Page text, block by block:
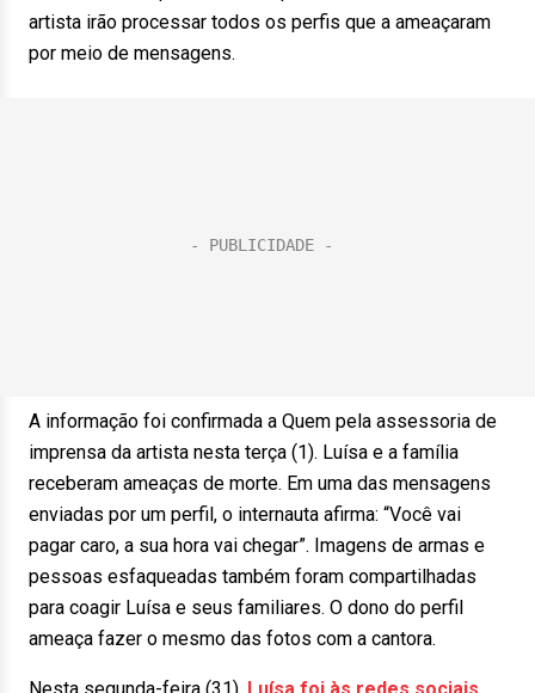
artista irão processar todos os perfis que a ameaçaram
por meio de mensagens.
A informação foi confirmada a Quem pela assessoria de
imprensa da artista nesta terça (1). Luísa e a família
receberam ameaças de morte. Em uma das mensagens
enviadas por um perfil, o internauta afirma: “Você vai
pagar caro, a sua hora vai chegar”. Imagens de armas e
pessoas esfaqueadas também foram compartilhadas
para coagir Luísa e seus familiares. O dono do perfil
ameaça fazer o mesmo das fotos com a cantora.